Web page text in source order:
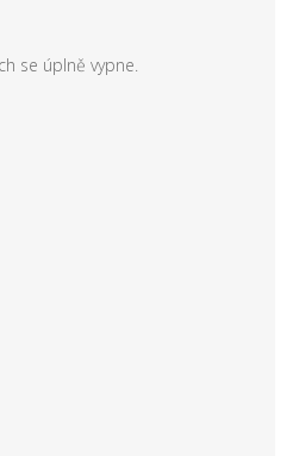
se úplně vypne.